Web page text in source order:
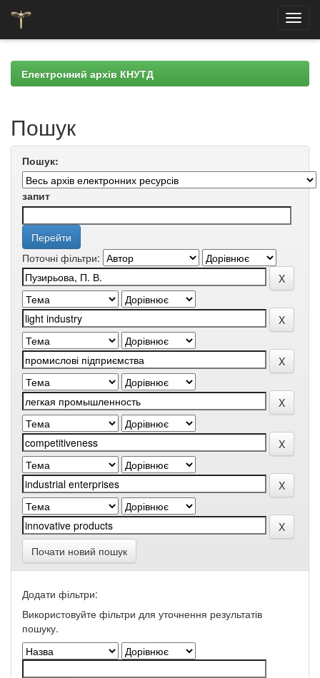
navigationЕлектронний архів КНУТД
Пошук
Пошук:
запит
Поточні фільтри:
Почати новий пошук
Додати фільтри:
Використовуйте фільтри для уточнення результатів
пошуку.